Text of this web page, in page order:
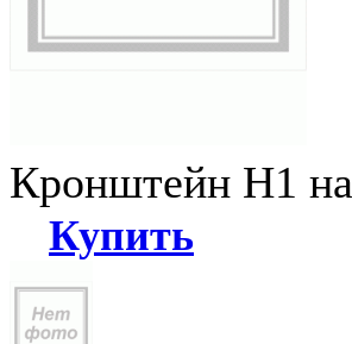
Кронштейн Н1
Купить